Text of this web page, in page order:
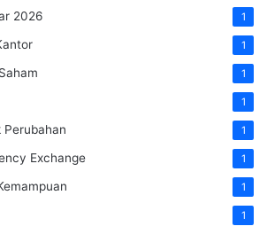
2026 1
1
1
1
Perubahan 1
Exchange 1
1
1